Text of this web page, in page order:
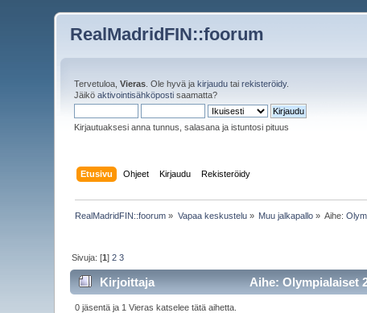
RealMadridFIN::foorum
Tervetuloa,Vieras . Ole hyvä jakirjaudu tairekisteröidy.
Jäiköaktivointisähköposti saamatta?
Kirjautuaksesi anna tunnus, salasana ja istuntosi pituus
Etusivu Ohjeet Kirjaudu Rekisteröidy
RealMadridFIN::foorum » Vapaa keskustelu» Muu jalkapallo » Aihe:
Sivuja: [1]2 3
Kirjoittaja Aihe: Olympialaiset
0 jäsentä ja 1 Vieras katselee tätä aihetta.